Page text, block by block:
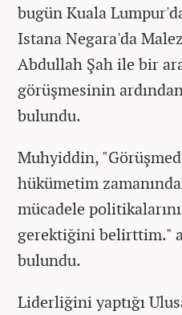
bugün Kuala
Istana Negara'da
Abdullah Şah ile bir
görüşmesinin
bulundu.
Muhyiddin,
hükümetim
mücadele
gerektiğini belirttim."
bulundu.
Liderliğini yaptığı